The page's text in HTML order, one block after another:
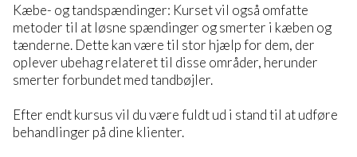
Kæbe- og tandspændinger: Kurset vil også omfatte
metoder til at løsne spændinger og smerter i kæben og
tænderne. Dette kan være til stor hjælp for dem, der
oplever ubehag relateret til disse områder, herunder
smerter forbundet med tandbøjler.
Efter endt kursus vil du være fuldt ud i stand til at udføre
behandlinger på dine klienter.